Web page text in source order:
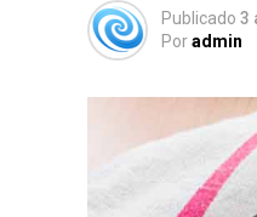
Publicado 3
Poradmin